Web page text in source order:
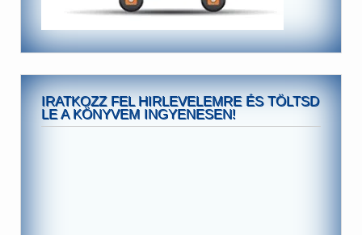
IRATKOZZ FEL HIRLEVELEMRE ÉS TÖLTSD
LE A KÖNYVEM INGYENESEN!